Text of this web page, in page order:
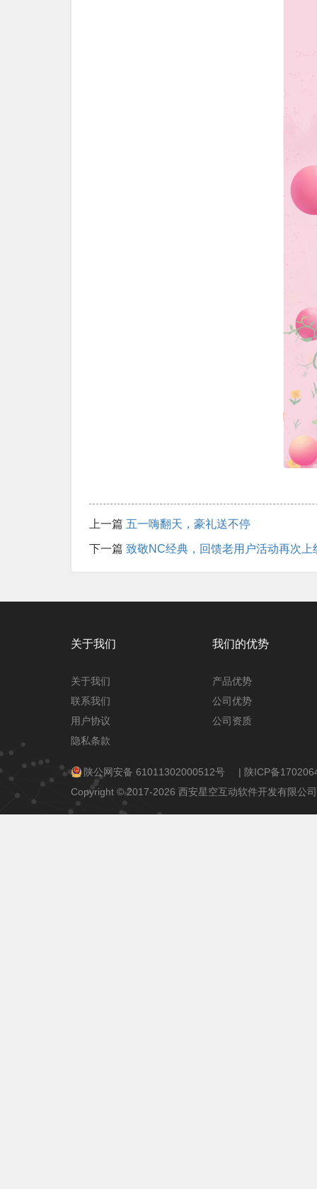
上一篇 五一嗨翻天，豪礼送不停
下一篇 致敬NC经典，回馈老用户活动再次上
关于我们
关于我们
联系我们
用户协议
隐私条款
我们的优势
产品优势
公司优势
公司资质
陕公网安备 61011302000512号 | 陕ICP备
Copyright © 2017-2026 西安星空互动软件开发有限公